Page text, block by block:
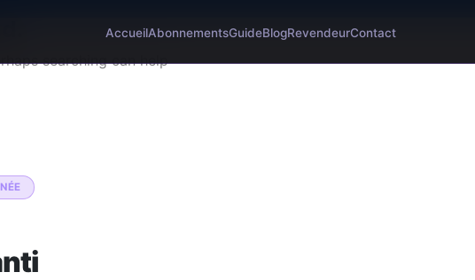
AccueilAbonnementsGuideBlogRevendeurContact
searching can help